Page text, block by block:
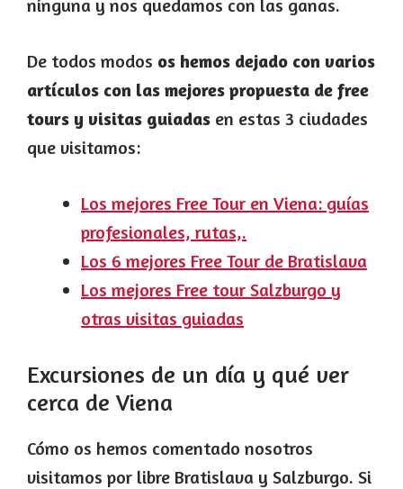
ninguna y nos quedamos con las ganas.
De todos modos os hemos dejado con varios
artículos con las mejores propuesta de free
tours y visitas guiadas en estas 3 ciudades
que visitamos:
Los mejores Free Tour en Viena: guías
profesionales, rutas,.
Los 6 mejores Free Tour de Bratislava
Los mejores Free tour Salzburgo y
otras visitas guiadas
Excursiones de un día y qué ver
cerca de Viena
Cómo os hemos comentado nosotros
visitamos por libre Bratislava y Salzburgo. Si